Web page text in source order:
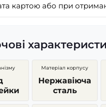
картою або при
Матеріал корпусу
Нержавіюча
сталь